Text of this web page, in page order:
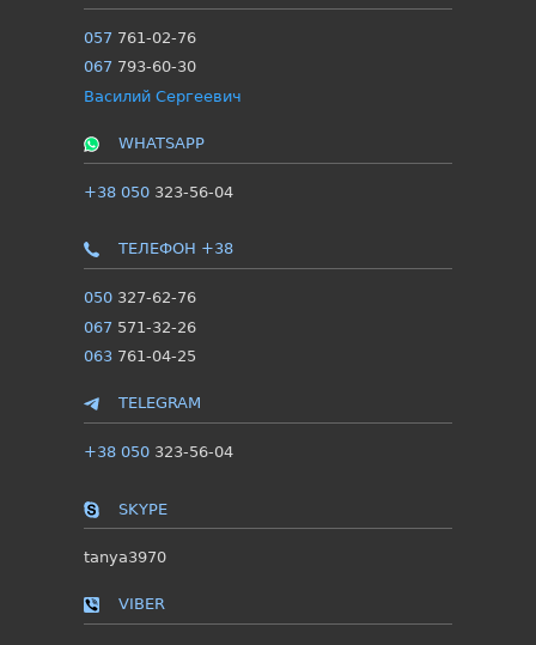
057 761-02-76
067 793-60-30
Василий Сергеевич
WHATSAPP
+38 050323-56-04
ТЕЛЕФОН +38
050327-62-76
067 571-32-26
063761-04-25
TELEGRAM
+38 050323-56-04
SKYPE
tanya3970
VIBER